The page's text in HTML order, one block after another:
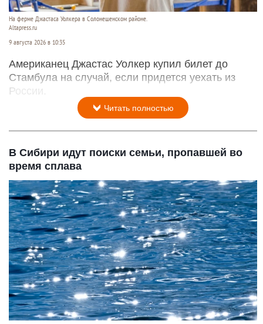
На ферме Джастаса Уолкера в Солонешенском районе.
Altapress.ru
9 августа 2026 в 10:35
Американец Джастас Уолкер купил билет до
Стамбула на случай, если придется уехать из
России.
Читать полностью
В Сибири идут поиски семьи, пропавшей во
время сплава